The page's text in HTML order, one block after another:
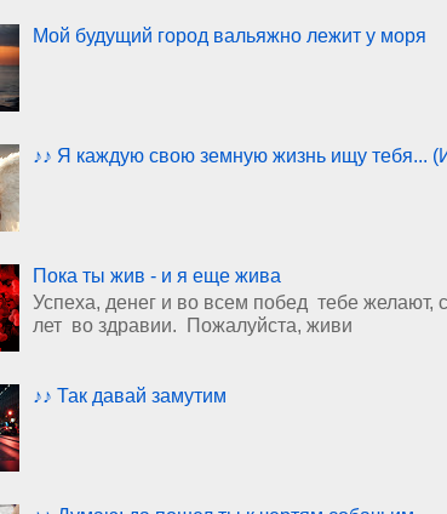
Мой будущий город вальяжно лежит у моря
♪♪ Я каждую свою земную жизнь ищу тебя...
Пока ты жив - и я еще жива
Успеха, денег и во всем побед тебе
лет во здравии. Пожалуйста, живи
♪♪ Так давай замутим